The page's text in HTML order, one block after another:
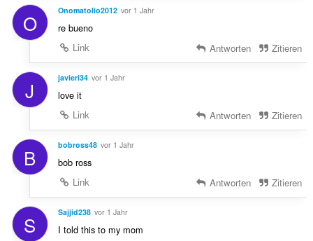
O Onomatolio2012 vor 1 Jahr
re bueno
Link
Antworten Zitieren
J javieri34 vor 1 Jahr
love it
Link
Antworten Zitieren
B bobross48 vor 1 Jahr
bob ross
Link
Antworten Zitieren
S Sajjid238 vor 1 Jahr
I told this to my mom